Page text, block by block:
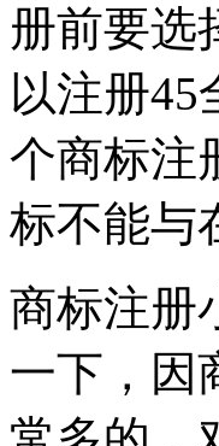
册前要选
以注册
个商标注
标不能与
商标注册
一下，因